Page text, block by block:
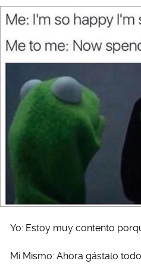
Yo: Estoy muy contento
Mí Mismo: Ahora gástalo todo